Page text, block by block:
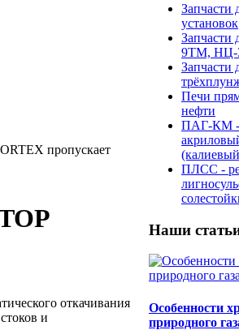
пропускает
откачивания
и
Запчасти
установок
Запчасти
9ТМ, НЦ-
Запчасти
Печи
нефти
ПАГ-КМ -
ПЛСС -
Наши
Особенности
природного